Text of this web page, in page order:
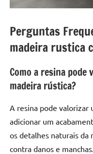
Perguntas
madeira rustica
Como a resina pode
madeira rústica?
A resina pode valorizar
adicionar um
os detalhes naturais
contra danos e manchas.